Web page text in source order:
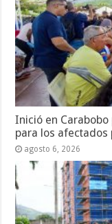
Inició en
para los
agosto 6, 2026